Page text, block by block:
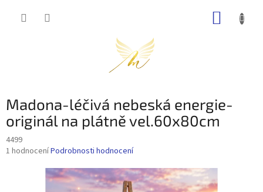
Madona-léčivá nebeská energie-
originál na plátně vel.60x80cm
4499
Průměrné
1 hodnoceníPodrobnosti hodnocení